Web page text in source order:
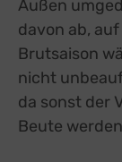
Außen
davon ab,
Brutsaison
nicht
da sonst der
Beute